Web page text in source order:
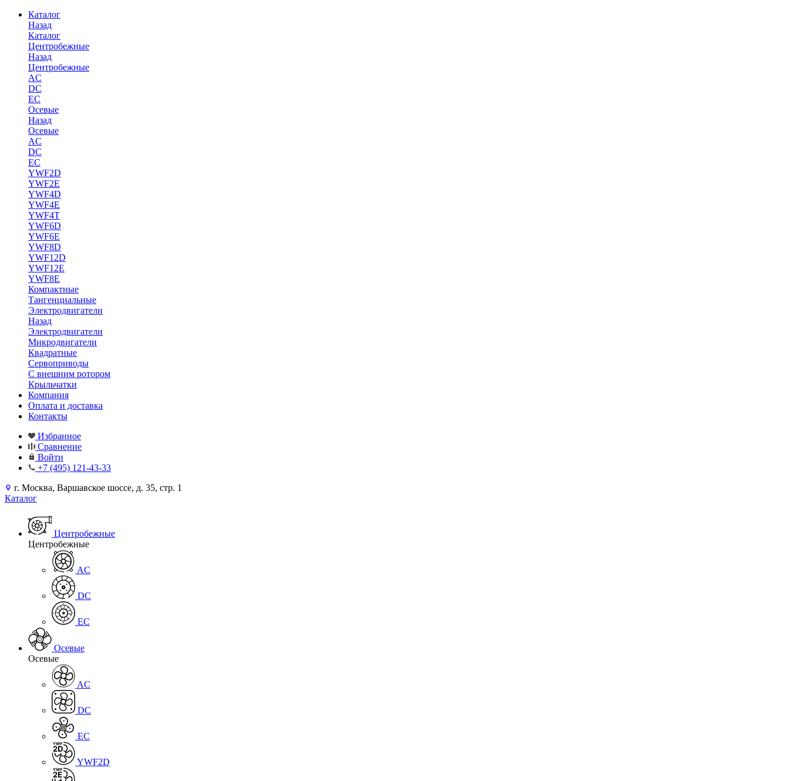
Каталог
Назад
Каталог
Центробежные
Назад
Центробежные
AC
DC
EC
Осевые
Назад
Осевые
AC
DC
EC
YWF2D
YWF2E
YWF4D
YWF4E
YWF4T
YWF6D
YWF6E
YWF8D
YWF12D
YWF12E
YWF8E
Компактные
Тангенциальные
Электродвигатели
Назад
Электродвигатели
Микродвигатели
Квадратные
Сервоприводы
С внешним ротором
Крыльчатки
Компания
Оплата и доставка
Контакты
Избранное
Сравнение
Войти
+7 (495) 121-43-33
г. Москва, Варшавское шоссе, д. 35, стр. 1
Каталог
Центробежные
Центробежные
AC
DC
EC
Осевые
Осевые
AC
DC
EC
YWF2D